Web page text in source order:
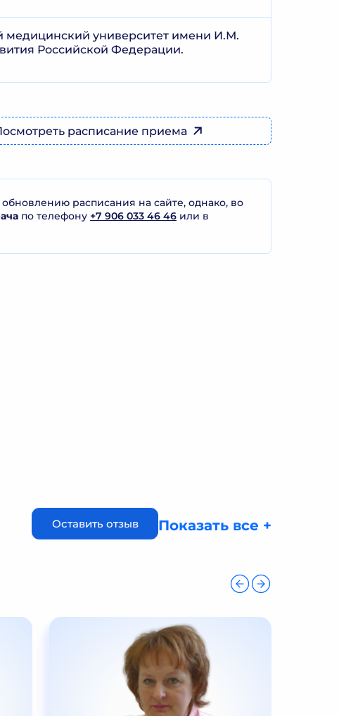
медицинский университет имени И.М.
Российской Федерации.
расписание приема
расписания на сайте, однако, во
по телефону +7 906 033 46 46 или в
Показать все +
Оставить отзыв